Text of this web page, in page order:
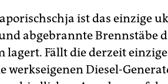
ist das einzige
abgebrannte Brennstäbe
Fällt die derzeit
werkseigenen Diesel-